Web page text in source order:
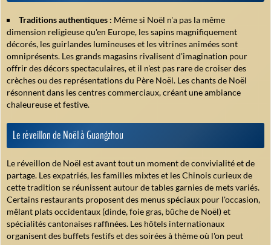
Traditions authentiques : Même si Noël n'a pas la même
dimension religieuse qu'en Europe, les sapins magnifiquement
décorés, les guirlandes lumineuses et les vitrines animées sont
omniprésents. Les grands magasins rivalisent d'imagination pour
offrir des décors spectaculaires, et il n'est pas rare de croiser des
crèches ou des représentations du Père Noël. Les chants de Noël
résonnent dans les centres commerciaux, créant une ambiance
chaleureuse et festive.
Le réveillon de Noël à Guangzhou
Le réveillon de Noël est avant tout un moment de convivialité et de
partage. Les expatriés, les familles mixtes et les Chinois curieux de
cette tradition se réunissent autour de tables garnies de mets variés.
Certains restaurants proposent des menus spéciaux pour l'occasion,
mêlant plats occidentaux (dinde, foie gras, bûche de Noël) et
spécialités cantonaises raffinées. Les hôtels internationaux
organisent des buffets festifs et des soirées à thème où l'on peut